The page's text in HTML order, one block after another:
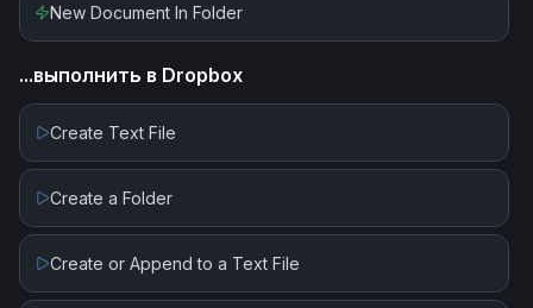
New Document In Folder
...выполнить в Dropbox
Create Text File
Create a Folder
Create or Append to a Text File